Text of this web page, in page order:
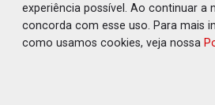
experiência possível. Ao continuar a
concorda com esse uso. Para mais
como usamos cookies, veja nossa